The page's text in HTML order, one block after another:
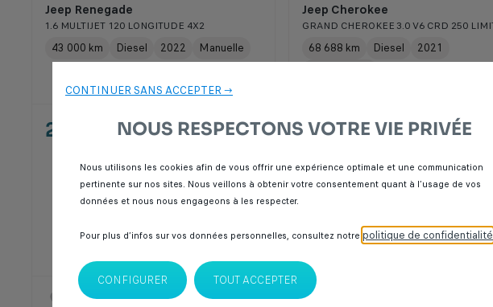
Jeep Renegade
1.6 MULTIJET 120 LONGITUDE 4X2
43 000 km Diesel 2022 Manuelle
205 000 Dhs
SPOTICAR Italcar BOUSKOURA
Jeep Cherokee
68 688 km Diesel
2021
237 000 Dhs
CONTINUER SANS ACCEPTER →
NOUS RESPECTONS VOTRE VIE PRIVÉE
Nous utilisons les cookies afin de vous offrir une expérience optimale et une communication
pertinente sur nos sites. Nous veillons à obtenir votre consentement quant à l’usage de vos
données et nous nous engageons à les respecter.
Pour plus d’infos sur vos données personnelles, consultez notre politique de confidentialité
CONFIGURER TOUT ACCEPTER